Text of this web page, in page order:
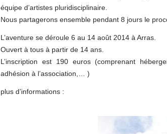
équipe d’artistes pluridisciplinaire.
Nous partagerons ensemble pendant 8 jours le
L’aventure se déroule 6 au 14 août 2014 à Arras.
Ouvert à tous à partir de 14 ans.
L’inscription est 190 euros (comprenant
adhésion à l’association,… )
plus d’informations :